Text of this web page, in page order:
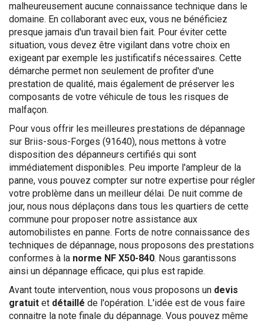
malheureusement aucune connaissance technique dans le
domaine. En collaborant avec eux, vous ne bénéficiez
presque jamais d'un travail bien fait. Pour éviter cette
situation, vous devez être vigilant dans votre choix en
exigeant par exemple les justificatifs nécessaires. Cette
démarche permet non seulement de profiter d'une
prestation de qualité, mais également de préserver les
composants de votre véhicule de tous les risques de
malfaçon.
Pour vous offrir les meilleures prestations de dépannage
sur Briis-sous-Forges (91640), nous mettons à votre
disposition des dépanneurs certifiés qui sont
immédiatement disponibles. Peu importe l'ampleur de la
panne, vous pouvez compter sur notre expertise pour régler
votre problème dans un meilleur délai. De nuit comme de
jour, nous nous déplaçons dans tous les quartiers de cette
commune pour proposer notre assistance aux
automobilistes en panne. Forts de notre connaissance des
techniques de dépannage, nous proposons des prestations
conformes à la norme NF X50-840. Nous garantissons
ainsi un dépannage efficace, qui plus est rapide.
Avant toute intervention, nous vous proposons un devis
gratuit et détaillé de l'opération. L'idée est de vous faire
connaitre la note finale du dépannage. Vous pouvez même